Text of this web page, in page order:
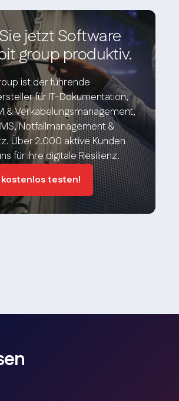
jetzt Software
group produktiv.
ist der führende
für IT-Dokumentation,
& Verkabelungsmanagement,
Notfallmanagement &
Über 2.000 aktive Kunden
für ihre digitale Resilienz.
kostenlos testen!